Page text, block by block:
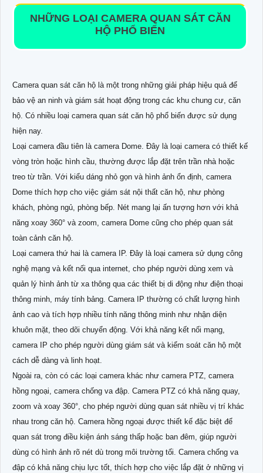
NHỮNG LOẠI CAMERA QUAN SÁT CĂN
HỘ PHỔ BIẾN
Camera quan sát căn hộ là một trong những giải pháp hiệu quả để
bảo vệ an ninh và giám sát hoạt động trong các khu chung cư, căn
hộ. Có nhiều loại camera quan sát căn hộ phổ biến được sử dụng
hiện nay.
Loại camera đầu tiên là camera Dome. Đây là loại camera có thiết kế
vòng tròn hoặc hình cầu, thường được lắp đặt trên trần nhà hoặc
treo từ trần. Với kiểu dáng nhỏ gọn và hình ảnh ổn định, camera
Dome thích hợp cho việc giám sát nội thất căn hộ, như phòng
khách, phòng ngủ, phòng bếp. Nét mang lại ấn tượng hơn với khả
năng xoay 360° và zoom, camera Dome cũng cho phép quan sát
toàn cảnh căn hộ.
Loại camera thứ hai là camera IP. Đây là loại camera sử dụng công
nghệ mạng và kết nối qua internet, cho phép người dùng xem và
quản lý hình ảnh từ xa thông qua các thiết bị di động như điện thoại
thông minh, máy tính bảng. Camera IP thường có chất lượng hình
ảnh cao và tích hợp nhiều tính năng thông minh như nhận diện
khuôn mặt, theo dõi chuyển động. Với khả năng kết nối mạng,
camera IP cho phép người dùng giám sát và kiểm soát căn hộ một
cách dễ dàng và linh hoạt.
Ngoài ra, còn có các loại camera khác như camera PTZ, camera
hồng ngoại, camera chống va đập. Camera PTZ có khả năng quay,
zoom và xoay 360°, cho phép người dùng quan sát nhiều vị trí khác
nhau trong căn hộ. Camera hồng ngoại được thiết kế đặc biệt để
quan sát trong điều kiện ánh sáng thấp hoặc ban đêm, giúp người
dùng có hình ảnh rõ nét dù trong môi trường tối. Camera chống va
đập có khả năng chịu lực tốt, thích hợp cho việc lắp đặt ở những vị